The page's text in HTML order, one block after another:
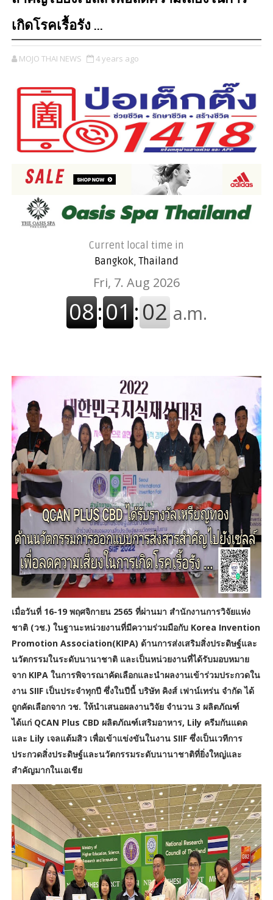
เกิดโรคเรื้อรัง ...
MOJO THAI NEWS 4 years ago
Current local time in
Bangkok, Thailand
เมื่อวันที่ 16-19 พฤศจิกายน 2565 ที่ผ่านมา สำนักงานการวิจัยแห่ง
ชาติ (วช.) ในฐานะหน่วยงานที่มีความร่วมมือกับ Korea Invention
Promotion Association(KIPA) ด้านการส่งเสริมสิ่งประดิษฐ์และ
นวัตกรรมในระดับนานาชาติ และเป็นหน่วยงานที่ได้รับมอบหมาย
จาก KIPA ในการพิจารณาคัดเลือกและนำผลงานเข้าร่วมประกวดใน
งาน SIIF เป็นประจำทุกปี ซึ่งในปีนี้ บริษัท คิงส์ เฟาน์เทร่น จำกัด ได้
ถูกคัดเลือกจาก วช. ให้นำเสนอผลงานวิจัย จำนวน 3 ผลิตภัณฑ์
ได้แก่ QCAN Plus CBD ผลิตภัณฑ์เสริมอาหาร, Lily ครีมกันแดด
และ Lily เจลแต้มสิว เพื่อเข้าแข่งขันในงาน SIIF ซึ่งเป็นเวทีการ
ประกวดสิ่งประดิษฐ์และนวัตกรรมระดับนานาชาติที่ยิ่งใหญ่และ
สำคัญมากในเอเชีย